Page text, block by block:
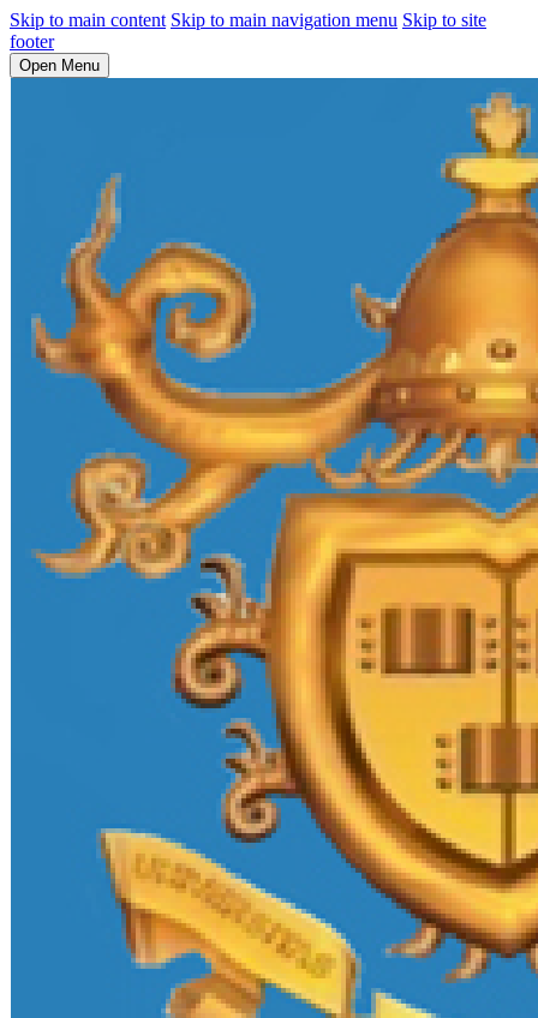
Skip to main content Skip to main navigation menu Skip to site
footer
Open Menu